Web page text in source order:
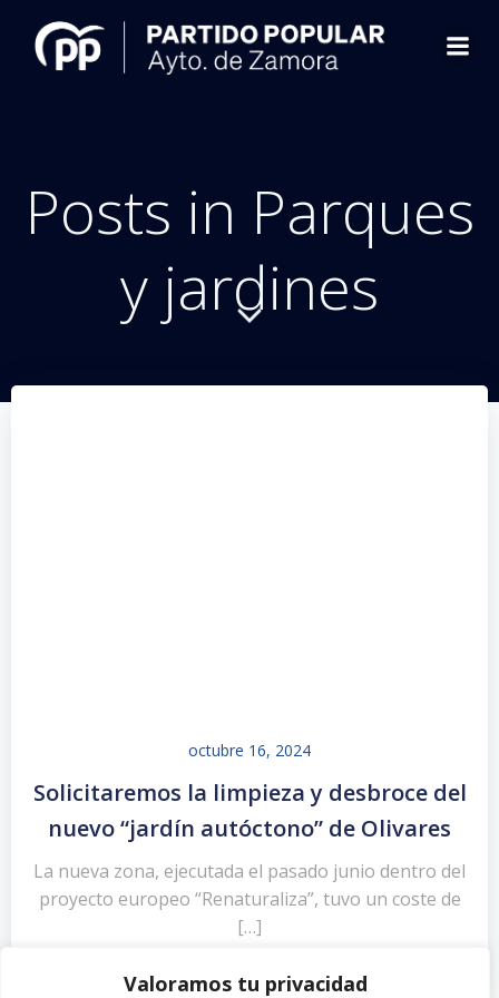
Valoramos tu privacidad
al
contenido
Posts in Parques
y jardines
octubre 16, 2024
Solicitaremos la limpieza y desbroce del
nuevo “jardín autóctono” de Olivares
La nueva zona, ejecutada el pasado junio dentro del
proyecto europeo “Renaturaliza”, tuvo un coste de
[…]